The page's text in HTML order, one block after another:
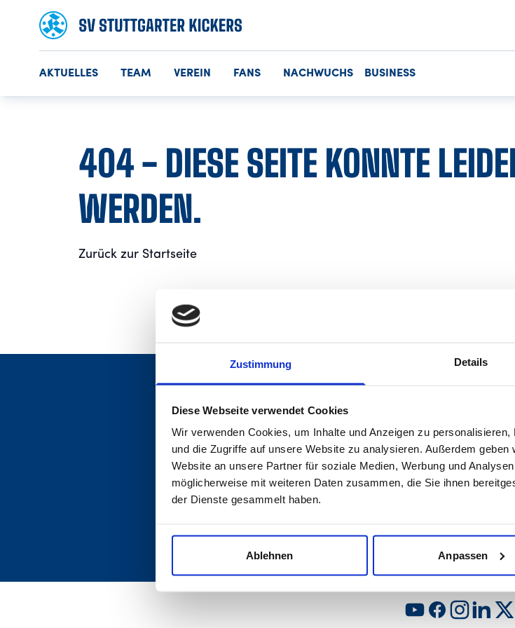
Zustimmung Details
Diese Webseite verwendet Cookies
Wir verwenden Cookies, um Inhalte und Anzeigen zu
und die Zugriffe auf unsere Website zu analysieren. Außerdem
Website an unsere Partner für soziale Medien, Werbung und
möglicherweise mit weiteren Daten zusammen, die Sie ihnen
der Dienste gesammelt haben.
Ablehnen Anpassen
AKTUELLES TEAM VEREIN FANS NACHWUCHS BUSINESS
404 - DIESE SEITE KONNTE
WERDEN.
Zurück zur Startseite
1. MANNSCHAFT
Spielplan
Portraits
Mannschaftskader
Tabelle
Regionalliga Südwest
VEREIN
Ticketshop
Onlineshop
Mitgliedschaft
Gremien und Mitarbeiter
Fan-